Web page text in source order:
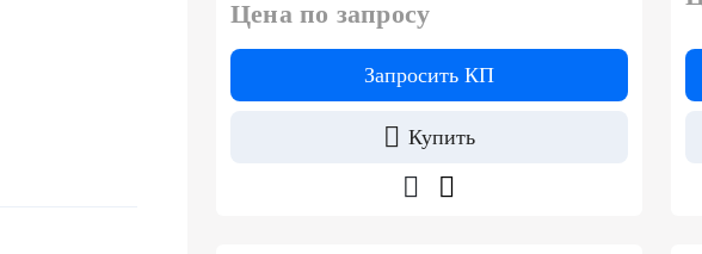
Цена по запросу
Запросить КП
Купить